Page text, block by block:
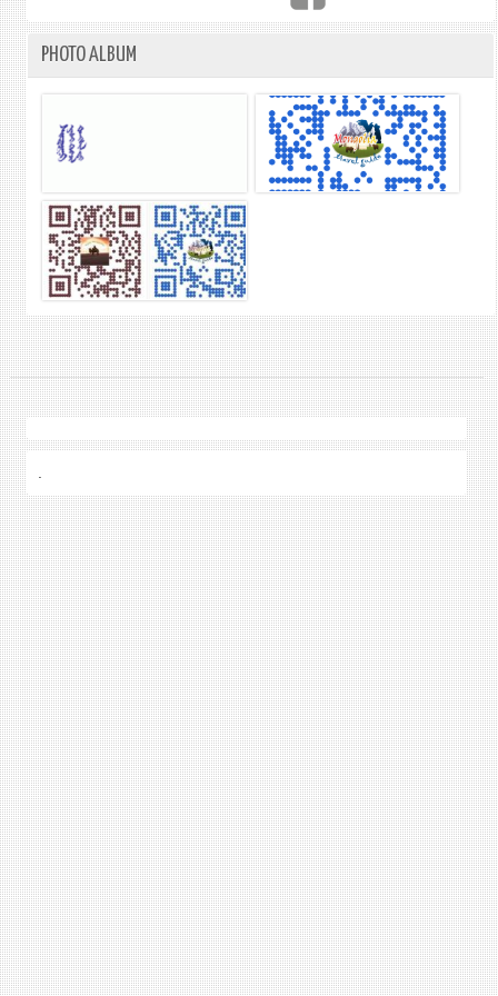
PHOTO ALBUM